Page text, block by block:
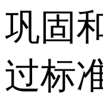
巩固
过标